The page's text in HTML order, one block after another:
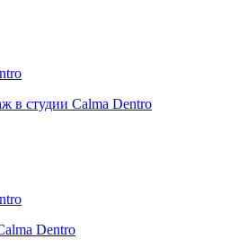
в студии Calma Dentro
Dentro